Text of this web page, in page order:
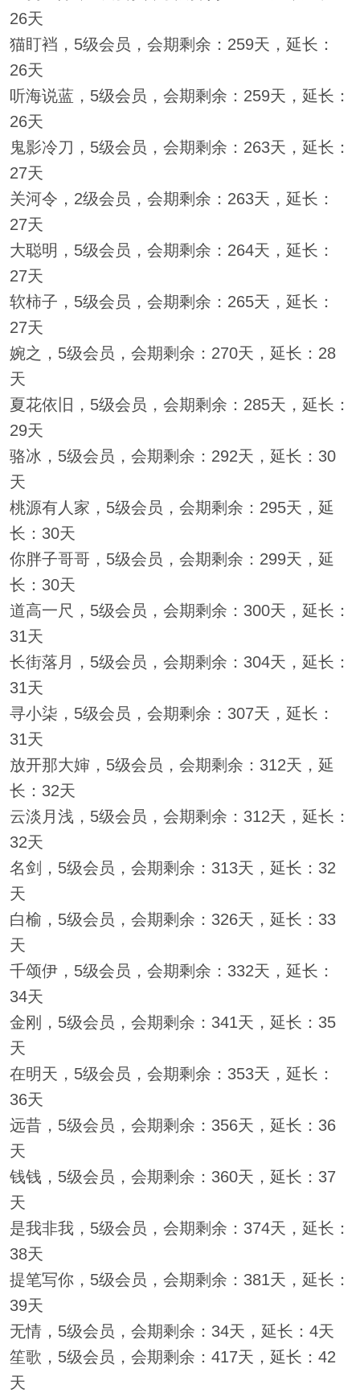
26天
猫盯裆，5级会员，会期剩余：259天，延长：
26天
听海说蓝，5级会员，会期剩余：259天，延长：
26天
鬼影冷刀，5级会员，会期剩余：263天，延长：
27天
关河令，2级会员，会期剩余：263天，延长：
27天
大聪明，5级会员，会期剩余：264天，延长：
27天
软柿子，5级会员，会期剩余：265天，延长：
27天
婉之，5级会员，会期剩余：270天，延长：28
天
夏花依旧，5级会员，会期剩余：285天，延长：
29天
骆冰，5级会员，会期剩余：292天，延长：30
天
桃源有人家，5级会员，会期剩余：295天，延
长：30天
你胖子哥哥，5级会员，会期剩余：299天，延
长：30天
道高一尺，5级会员，会期剩余：300天，延长：
31天
长街落月，5级会员，会期剩余：304天，延长：
31天
寻小柒，5级会员，会期剩余：307天，延长：
31天
放开那大婶，5级会员，会期剩余：312天，延
长：32天
云淡月浅，5级会员，会期剩余：312天，延长：
32天
名剑，5级会员，会期剩余：313天，延长：32
天
白榆，5级会员，会期剩余：326天，延长：33
天
千颂伊，5级会员，会期剩余：332天，延长：
34天
金刚，5级会员，会期剩余：341天，延长：35
天
在明天，5级会员，会期剩余：353天，延长：
36天
远昔，5级会员，会期剩余：356天，延长：36
天
钱钱，5级会员，会期剩余：360天，延长：37
天
是我非我，5级会员，会期剩余：374天，延长：
38天
提笔写你，5级会员，会期剩余：381天，延长：
39天
无情，5级会员，会期剩余：34天，延长：4天
笙歌，5级会员，会期剩余：417天，延长：42
天